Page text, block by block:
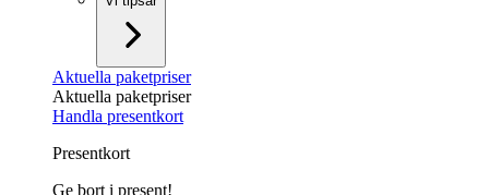
Aktuella paketpriser
Aktuella paketpriser
Handla presentkort
Presentkort
Ge bort i present!